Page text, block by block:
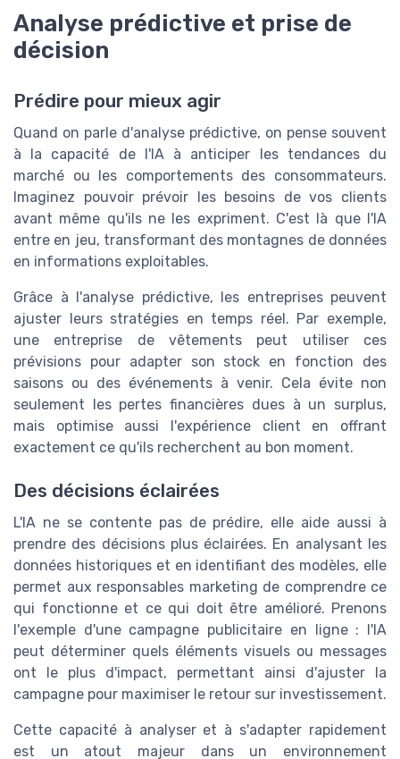
Analyse prédictive et prise de
décision
Prédire pour mieux agir
Quand on parle d'analyse prédictive, on pense souvent
à la capacité de l'IA à anticiper les tendances du
marché ou les comportements des consommateurs.
Imaginez pouvoir prévoir les besoins de vos clients
avant même qu'ils ne les expriment. C'est là que l'IA
entre en jeu, transformant des montagnes de données
en informations exploitables.
Grâce à l'analyse prédictive, les entreprises peuvent
ajuster leurs stratégies en temps réel. Par exemple,
une entreprise de vêtements peut utiliser ces
prévisions pour adapter son stock en fonction des
saisons ou des événements à venir. Cela évite non
seulement les pertes financières dues à un surplus,
mais optimise aussi l'expérience client en offrant
exactement ce qu'ils recherchent au bon moment.
Des décisions éclairées
L'IA ne se contente pas de prédire, elle aide aussi à
prendre des décisions plus éclairées. En analysant les
données historiques et en identifiant des modèles, elle
permet aux responsables marketing de comprendre ce
qui fonctionne et ce qui doit être amélioré. Prenons
l'exemple d'une campagne publicitaire en ligne : l'IA
peut déterminer quels éléments visuels ou messages
ont le plus d'impact, permettant ainsi d'ajuster la
campagne pour maximiser le retour sur investissement.
Cette capacité à analyser et à s'adapter rapidement
est un atout majeur dans un environnement